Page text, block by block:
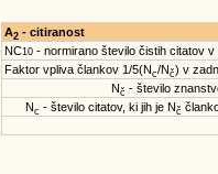
A2- citiranost
NC10- normirano število čistih citatov v
Faktor vpliva člankov 1/5(Nc/Nč) v
Nč - število
Nc - število citatov, ki jih je Nč